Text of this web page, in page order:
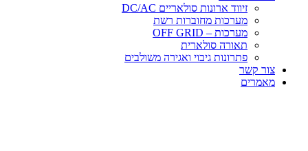
זיווד ארונות סולאריים DC/AC
מערכות מחוברות רשת
מערכות – OFF GRID
תאורה סולארית
פתרונות גיבוי ואגירה משולבים
צור קשר
מאמרים